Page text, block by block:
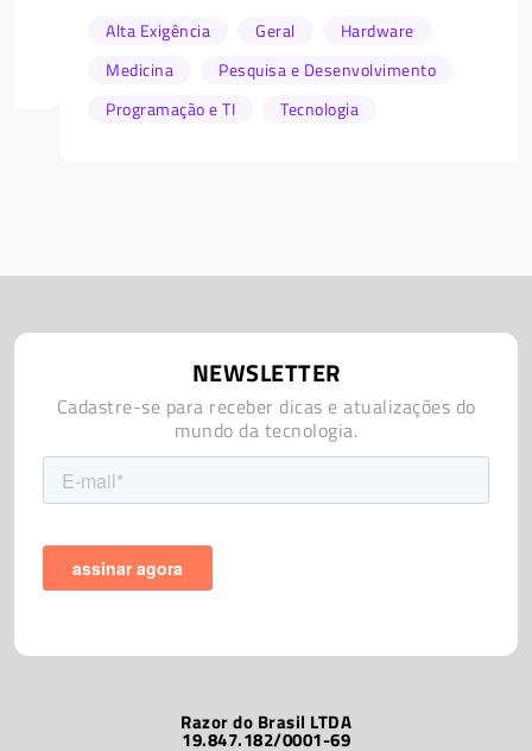
Alta Exigência
Hardware
Medicina
Pesquisa e Desenvolvimento
Programação e TI
Tecnologia
Razor do Brasil LTDA
19.847.182/0001-69
NEWSLETTER
Cadastre-se para receber dicas e atualizações do
mundo da tecnologia.